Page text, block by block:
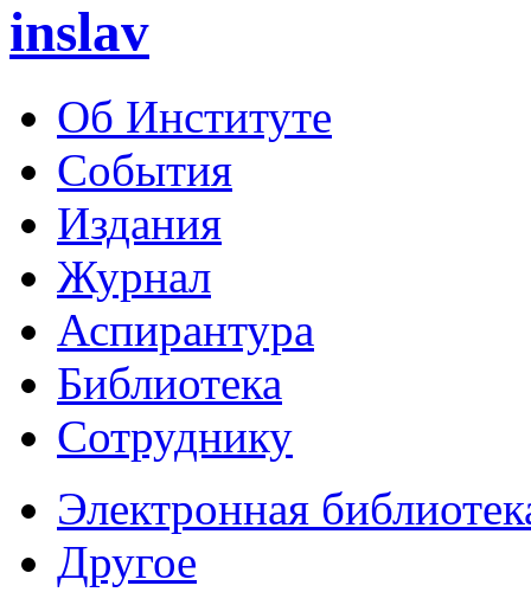
inslav
Об Институте
События
Издания
Журнал
Аспирантура
Библиотека
Сотруднику
Электронная
Другое